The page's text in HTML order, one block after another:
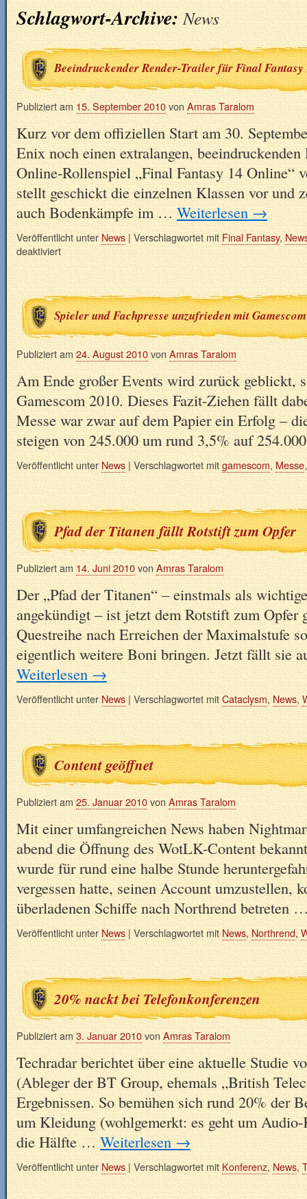
Schlagwort-Archive:News
Beeindruckender Render-Trailer für Final Fantasy
Publiziert am 15. September 2010von Amras Taralom
Kurz vor dem offiziellen Start am 30.
Enix noch einen extralangen, beeindruckenden
Online-Rollenspiel „Final Fantasy 14 Online“
stellt geschickt die einzelnen Klassen vor und
auch Bodenkämpfe im …Weiterlesen →
Veröffentlicht unterNews | Verschlagwortet mit Final Fantasy,
deaktiviert
Spieler und Fachpresse unzufrieden mit Gamescom
Publiziert am 24. August 2010von Amras Taralom
Am Ende großer Events wird zurück geblickt,
Gamescom 2010. Dieses Fazit-Ziehen fällt
Messe war zwar auf dem Papier ein Erfolg –
steigen von 245.000 um rund 3,5% auf
Veröffentlicht unter News | Verschlagwortet mitgamescom, Messe
Pfad der Titanen fällt Rotstift zum Opfer
Publiziert am 14. Juni 2010von Amras Taralom
Der „Pfad der Titanen“ – einstmals als
angekündigt – ist jetzt dem Rotstift zum Opfer
Questreihe nach Erreichen der Maximalstufe
eigentlich weitere Boni bringen. Jetzt fällt sie
Weiterlesen→
Veröffentlicht unter News | Verschlagwortet mitCataclysm, News,
Content geöffnet
Publiziert am 25. Januar 2010von Amras Taralom
Mit einer umfangreichen News haben
abend die Öffnung des WotLK-Content
wurde für rund eine halbe Stunde
vergessen hatte, seinen Account umzustellen,
überladenen Schiffe nach Northrend betreten
Veröffentlicht unterNews | Verschlagwortet mit News, Northrend,
20% nackt bei Telefonkonferenzen
Publiziert am 3. Januar 2010von Amras Taralom
Techradar berichtet über eine aktuelle Studie
(Ableger der BT Group, ehemals „British
Ergebnissen. So bemühen sich rund 20% der
um Kleidung (wohlgemerkt: es geht um
die Hälfte … Weiterlesen →
Veröffentlicht unter News | Verschlagwortet mit Konferenz,News,